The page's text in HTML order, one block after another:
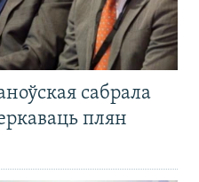
сабрала
плян